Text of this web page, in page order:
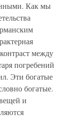
Как мы
между
погребений
Эти богатые
богатые.
и